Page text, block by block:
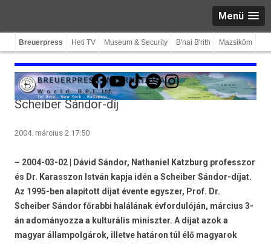
Menü
Breuerpress Heti TV Museum & Security B'nai B'rith Mazsiköm
Facebook
YouTube
TikTokSpotifyInstagram
Scheiber Sándor-díj
2004. március 2 17:50
– 2004-03-02 | Dávid Sándor, Nathaniel Katzburg professzor
és Dr. Karasszon István kapja idén a Scheiber Sándor-díjat.
Az 1995-ben alapított díjat évente egyszer, Prof. Dr.
Scheiber Sándor főrabbi halálának évfordulóján, március 3-
án adományozza a kulturális miniszter. A díjat azok a
magyar állampolgárok, illetve határon túl élő magyarok